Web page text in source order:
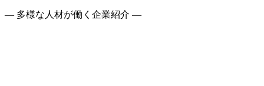
― 多様な人材が働く企業紹介 ―